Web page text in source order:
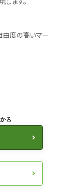
由度の高いマー
る